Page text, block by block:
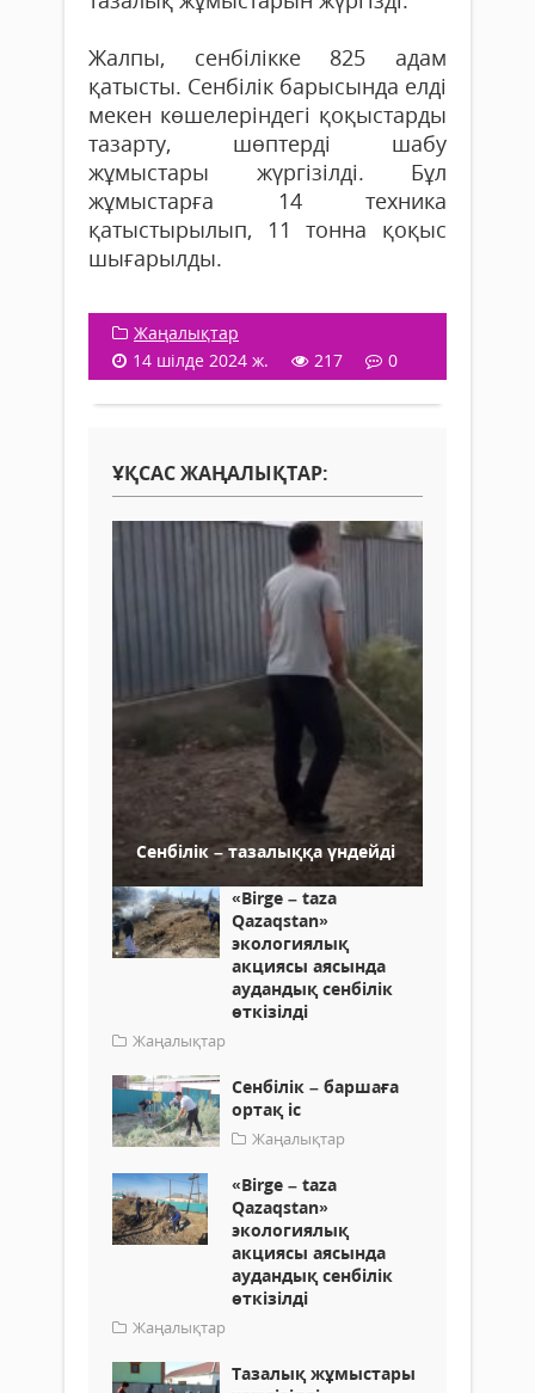
Жалпы, сенбілікке 825 адам
қатысты. Сенбілік барысында елді
мекен көшелеріндегі қоқыстарды
тазарту, шөптерді шабу
жұмыстары жүргізілді. Бұл
жұмыстарға 14 техника
қатыстырылып, 11 тонна қоқыс
шығарылды.
Жаңалықтар
14 шілде 2024 ж.
217 0
ҰҚСАС ЖАҢАЛЫҚТАР:
Сенбілік – тазалыққа үндейді
«Birge – taza
Qazaqstan»
экологиялық
акциясы аясында
аудандық сенбілік
өткізілді
Жаңалықтар
Сенбілік – баршаға
ортақ іс
Жаңалықтар
«Birge – taza
Qazaqstan»
экологиялық
акциясы аясында
аудандық сенбілік
өткізілді
Жаңалықтар
Тазалық жұмыстары